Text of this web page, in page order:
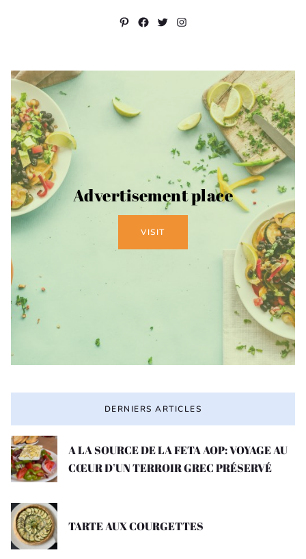
Pinterest
Facebook
Twitter
Instagram
Advertisement place
VISIT
DERNIERS ARTICLES
A LA SOURCE DE LA FETA AOP: VOYAGE AU
CŒUR D’UN TERROIR GREC PRÉSERVÉ
TARTE AUX COURGETTES